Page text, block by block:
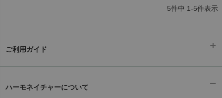
5件中 1-5件表示
ご利用ガイド
ハーモネイチャーについて